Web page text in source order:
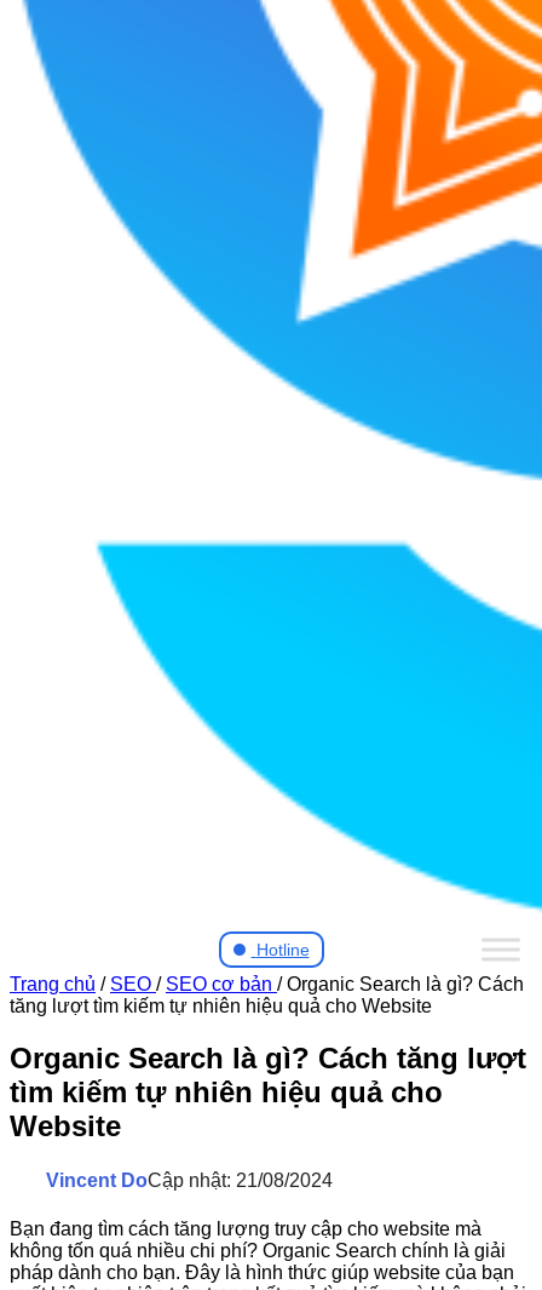
Hotline
Trang chủ / SEO / SEO cơ bản / Organic Search là gì? Cách
tăng lượt tìm kiếm tự nhiên hiệu quả cho Website
Organic Search là gì? Cách tăng lượt
tìm kiếm tự nhiên hiệu quả cho
Website
Vincent DoCập nhật: 21/08/2024
Bạn đang tìm cách tăng lượng truy cập cho website mà
không tốn quá nhiều chi phí? Organic Search chính là giải
pháp dành cho bạn. Đây là hình thức giúp website của bạn